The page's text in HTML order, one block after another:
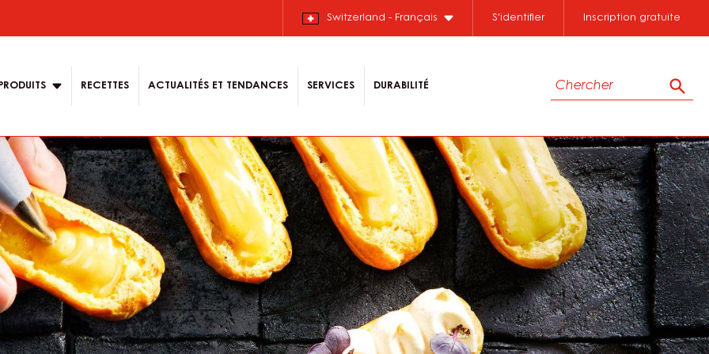
Switzerland - Français S'identifier Inscription gratuite
PRODUITS RECETTES ACTUALITÉS ET TENDANCES SERVICES DURABILITÉ
Chercher